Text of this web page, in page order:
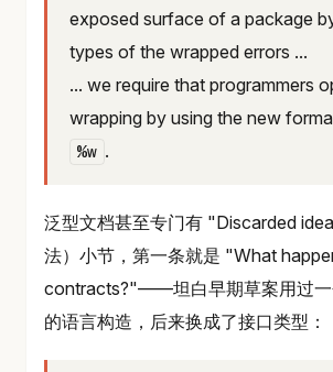
exposed surface of a package
types of the wrapped errors ...
... we require that programmers
wrapping by using the new
%w .
泛型文档甚至专门有 "Discarded
法）小节，第一条就是 "What
contracts?"——坦白早期草案用过
的语言构造，后来换成了接口类型：